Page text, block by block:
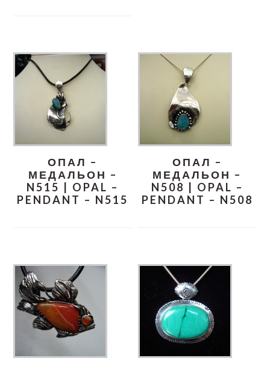
ОПАЛ –
МЕДАЛЬОН –
N515 | OPAL –
PENDANT – N515
ОПАЛ –
МЕДАЛЬОН –
N508 | OPAL –
PENDANT – N508